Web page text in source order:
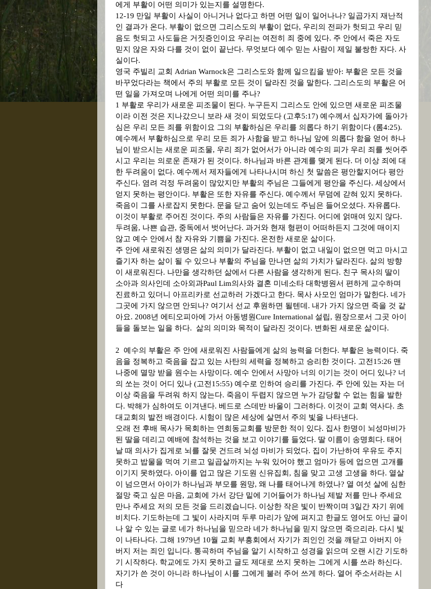
에게 부활이 어떤 의미가 있는지를 설명한다.
12-19 만일 부활이 사실이 아니거나 없다고 하면 어떤 일이 일어나나? 일곱가지 재난적
인 결과가 온다. 부활이 없으면 그리스도의 부활이 없다, 우리의 전파가 헛되고 우리 믿
음도 헛되고 사도들은 거짓증인이요 우리는 여전히 죄 중에 있다. 주 안에서 죽은 자도
믿지 않은 자와 다를 것이 없이 끝난다. 무엇보다 예수 믿는 사람이 제일 불쌍한 자다. 사
실이다.
영국 주빌리 교회 Adrian Warnock은 그리스도와 함께 일으킴을 받아: 부활은 모든 것을
바꾸었다라는 책에서 주의 부활로 모든 것이 달라진 것을 말한다. 그리스도의 부활은 어
떤 일을 가져오며 나에게 어떤 의미를 주나?
1 부활로 우리가 새로운 피조물이 된다. 누구든지 그리스도 안에 있으면 새로운 피조물
이라 이전 것은 지나갔으니 보라 새 것이 되었도다 (고후5:17) 예수께서 십자가에 돌아가
심은 우리 모든 죄를 위함이요 그의 부활하심은 우리를 의롭다 하기 위함이다 (롬4:25).
예수께서 부활하심으로 우리 모든 죄가 사함을 받고 하나님 앞에 의롭다 함을 얻어 하나
님이 받으시는 새로운 피조물, 우리 죄가 없어서가 아니라 예수의 피가 우리 죄를 씻어주
시고 우리는 의로운 존재가 된 것이다. 하나님과 바른 관계를 맺게 된다. 더 이상 죄에 대
한 두려움이 없다. 예수께서 제자들에게 나타나시며 하신 첫 말씀은 평안할지어다 평안
주신다. 염려 걱정 두려움이 많았지만 부활의 주님은 그들에게 평안을 주신다. 세상에서
얻지 못하는 평안이다. 부활은 또한 자유를 주신다. 예수께서 무덤에 갇혀 있지 못하다.
죽음이 그를 사로잡지 못한다. 문을 닫고 숨어 있는데도 주님은 들어오셨다. 자유롭다.
이것이 부활로 주어진 것이다. 주의 사람들은 자유를 가진다. 어디에 얽매여 있지 않다.
두려움, 나쁜 습관, 중독에서 벗어난다. 과거와 현재 형편이 어떠하든지 그것에 매이지
않고 예수 안에서 참 자유와 기쁨을 가진다. 온전한 새로운 삶이다.
주 안에 새로워진 생명은 삶의 의미가 달라진다. 부활이 없고 내일이 없으면 먹고 마시고
즐기자 하는 삶이 될 수 있으나 부활의 주님을 만나면 삶의 가치가 달라진다. 삶의 방향
이 새로워진다. 나만을 생각하던 삶에서 다른 사람을 생각하게 된다. 친구 목사의 딸이
소아과 의사인데 소아외과Paul Lim의사와 결혼 미네소타 대학병원서 편하게 교수하며
진료하고 있더니 아프리카로 선교하러 가겠다고 한다. 목사 사모인 엄마가 말한다. 네가
그곳에 가지 않으면 안되나? 여기서 선교 후원하면 될텐데 . 내가 가지 않으면 죽을 것 같
아요. 2008년 에티오피아에 가서 아동병원Cure International 설립, 원장으로서 그곳 아이
들을 돌보는 일을 하다. 삶의 의미와 목적이 달라진 것이다. 변화된 새로운 삶이다.
2 예수의 부활은 주 안에 새로워진 사람들에게 삶의 능력을 더한다. 부활은 능력이다. 죽
음을 정복하고 죽음을 잡고 있는 사탄의 세력을 정복하고 승리한 것이다. 고전 15:26 맨
나중에 멸망 받을 원수는 사망이다. 예수 안에서 사망아 너의 이기는 것이 어디 있나? 너
의 쏘는 것이 어디 있나 (고전 15:55) 예수로 인하여 승리를 가진다. 주 안에 있는 자는 더
이상 죽음을 두려워 하지 않는다. 죽음이 두렵지 않으면 누가 감당할 수 없는 힘을 발한
다. 박해가 심하여도 이겨낸다. 베드로 스데반 바울이 그러하다. 이것이 교회 역사다. 초
대교회의 발전 배경이다. 시험이 많은 세상에 살면서 주의 빛을 나타낸다.
오래 전 후배 목사가 목회하는 연희동교회를 방문한 적이 있다. 집사 한명이 뇌성마비가
된 딸을 데리고 예배에 참석하는 것을 보고 이야기를 들었다. 딸 이름이 송명희다. 태어
날 때 의사가 집게로 뇌를 잘못 건드려 뇌성 마비가 되었다. 집이 가난하여 우유도 주지
못하고 밥물을 먹여 기르고 일곱살까지는 누워 있어야 했고 엄마가 등에 업으면 고개를
이기지 못하였다. 아이를 업고 많은 기도원 신유집회 , 침을 맞고 고생 고생을 하다. 열살
이 넘으면서 아이가 하나님과 부모를 원망, 왜 나를 태어나게 하였나? 열 여섯 살에 심한
절망 죽고 싶은 마음, 교회에 가서 강단 밑에 기어들어가 하나님 제발 저를 만나 주세요
만나 주세요 저의 모든 것을 드리겠습니다. 이상한 작은 빛이 반짝이며 3일간 자기 위에
비치다. 기도하는데 그 빛이 사라지며 두루 마리가 앞에 펴지고 한글도 영어도 아닌 글이
나 알 수 있는 글로 네가 하나님을 믿으라 네가 하나님을 믿지 않으면 죽으리라. 다시 빛
이 나타나다. 그해 1979년 10월 교회 부흥회에서 자기가 죄인인 것을 깨닫고 아버지 아
버지 저는 죄인 입니다. 통곡하며 주님을 알기 시작하고 성경을 읽으며 오랜 시간 기도하
기 시작하다. 학교에도 가지 못하고 글도 제대로 쓰지 못하는 그에게 시를 쓰라 하신다.
자기가 쓴 것이 아니라 하나님이 시를 그에게 불러 주어 쓰게 하다. 열어 주소서라는 시
다